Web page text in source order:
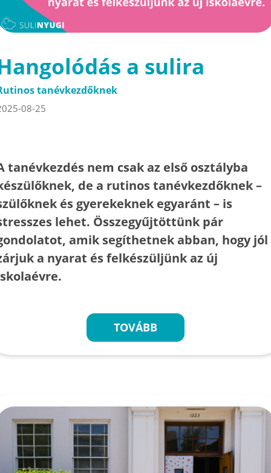
a sulira
tanévkezdőknek
08-25
tanévkezdés nem csak az első osztályba
de a rutinos tanévkezdőknek –
és gyerekeknek egyaránt – is
lehet. Összegyűjtöttünk pár
amik segíthetnek abban, hogy jól
a nyarat és felkészüljünk az új
TOVÁBB